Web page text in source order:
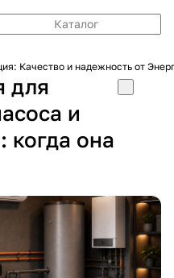
Каталог
Качество и надежность от
для
и
когда она